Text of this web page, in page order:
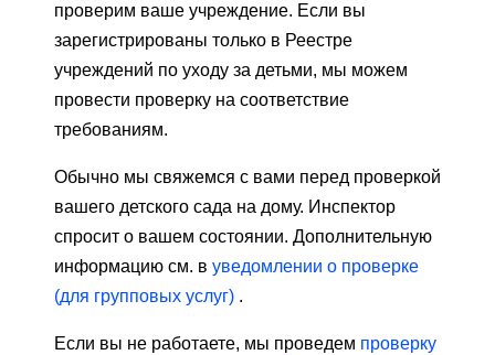
проверим ваше учреждение. Если вы
зарегистрированы только в Реестре
учреждений по уходу за детьми, мы можем
провести проверку на соответствие
требованиям.
Обычно мы свяжемся с вами перед проверкой
вашего детского сада на дому. Инспектор
спросит о вашем состоянии. Дополнительную
информацию см. в уведомлении о проверке
(для групповых услуг) .
Если вы не работаете, мы проведем проверку